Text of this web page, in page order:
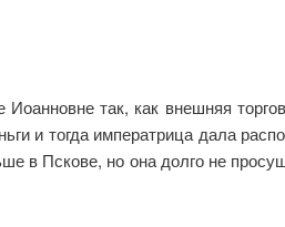
так, как внешняя
и тогда императрица дала
в Пскове, но она долго не